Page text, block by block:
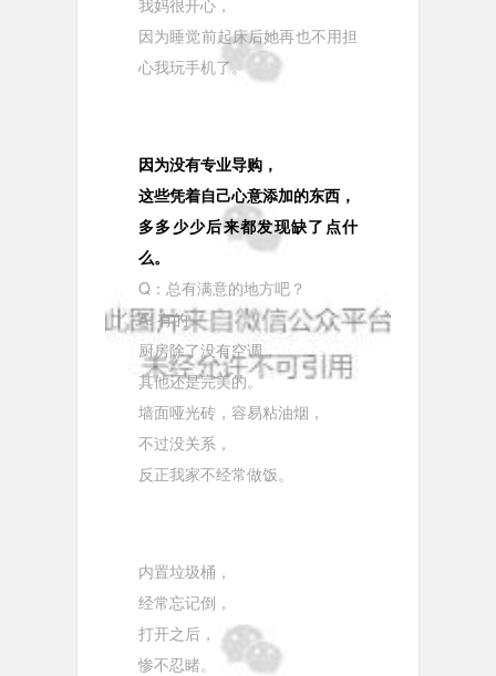
我妈很开心，
因为睡觉前起床后她再也不用担
心我玩手机了。
因为没有专业导购，
这些凭着自己心意添加的东西，
多多少少后来都发现缺了点什
么。
Q：总有满意的地方吧？
A: 有的
厨房除了没有空调，
其他还是完美的。
墙面哑光砖，容易粘油烟，
不过没关系，
反正我家不经常做饭。
内置垃圾桶，
经常忘记倒，
打开之后，
惨不忍睹。